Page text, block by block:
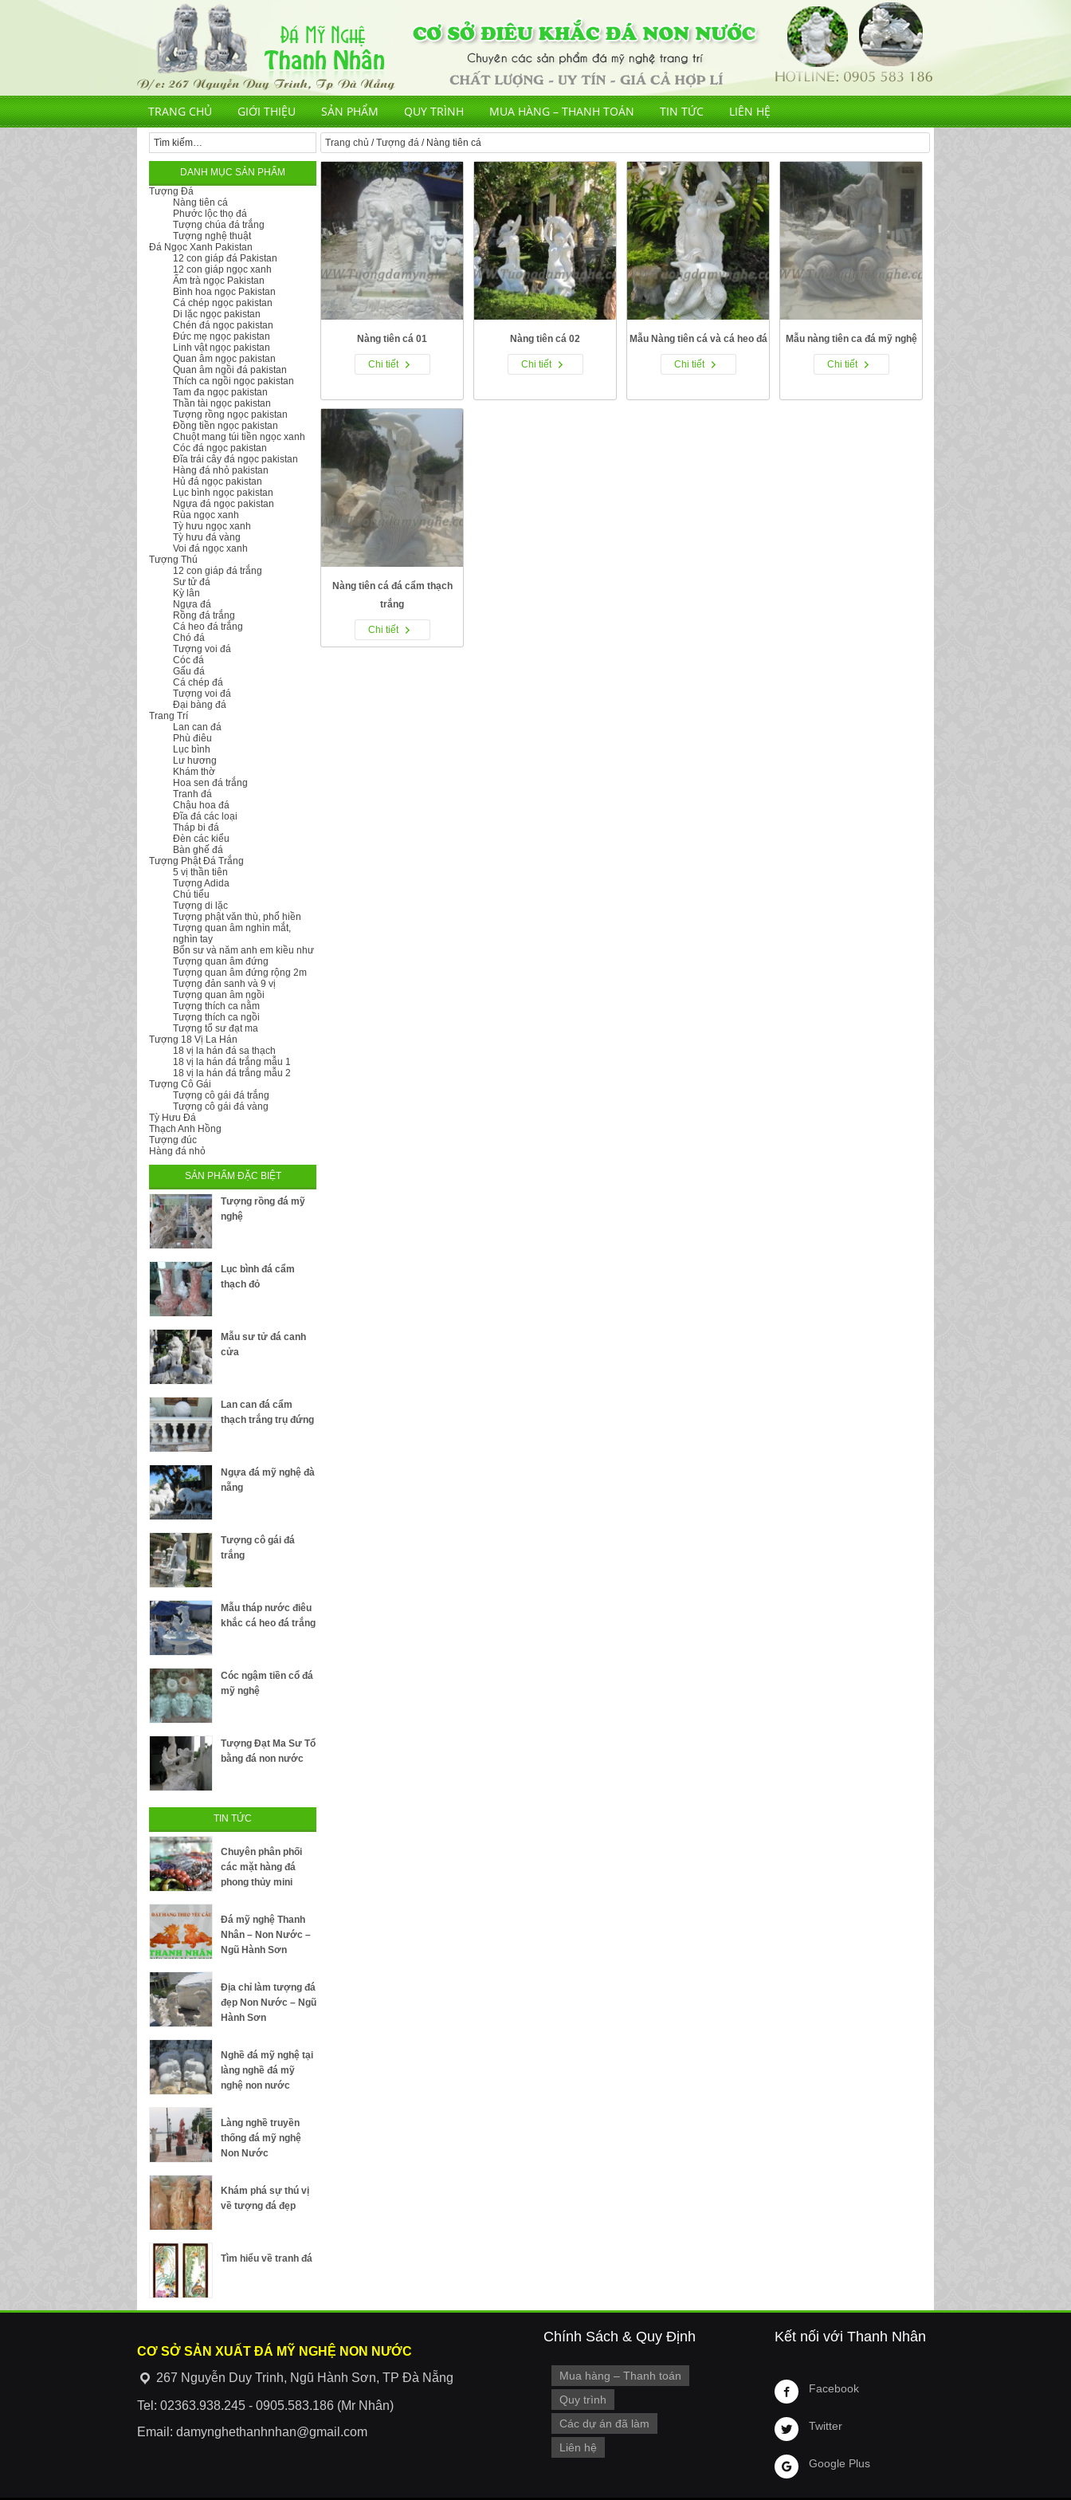
TRANG CHỦ GIỚI THIỆU SẢN PHẨM QUY TRÌNH MUA HÀNG – THANH TOÁN TIN TỨC LIÊN HỆ
Trang chủ /Tượng đá / Nàng tiên cá
Nàng tiên cá 01
Chi tiết
Nàng tiên cá 02
Chi tiết
Mẫu Nàng tiên cá và cá heo đá
Chi tiết
Mẫu nàng tiên ca đá mỹ nghệ
Chi tiết
Nàng tiên cá đá cẩm thạch
trắng
Chi tiết
DANH MỤC SẢN PHẨM
Tượng Đá
Nàng tiên cá
Phước lộc thọ đá
Tượng chúa đá trắng
Tượng nghệ thuật
Đá Ngọc Xanh Pakistan
12 con giáp đá Pakistan
12 con giáp ngọc xanh
Ấm trà ngọc Pakistan
Bình hoa ngọc Pakistan
Cá chép ngọc pakistan
Di lặc ngọc pakistan
Chén đá ngọc pakistan
Đức mẹ ngọc pakistan
Linh vật ngọc pakistan
Quan âm ngọc pakistan
Quan âm ngồi đá pakistan
Thích ca ngồi ngọc pakistan
Tam đa ngọc pakistan
Thần tài ngọc pakistan
Tượng rồng ngọc pakistan
Đồng tiền ngọc pakistan
Chuột mang túi tiền ngọc xanh
Cóc đá ngọc pakistan
Đĩa trái cây đá ngọc pakistan
Hàng đá nhỏ pakistan
Hủ đá ngọc pakistan
Lục bình ngọc pakistan
Ngựa đá ngọc pakistan
Rùa ngọc xanh
Tỳ hưu ngọc xanh
Tỳ hưu đá vàng
Voi đá ngọc xanh
Tượng Thú
12 con giáp đá trắng
Sư tử đá
Kỳ lân
Ngựa đá
Rồng đá trắng
Cá heo đá trắng
Chó đá
Tượng voi đá
Cóc đá
Gấu đá
Cá chép đá
Tượng voi đá
Đại bàng đá
Trang Trí
Lan can đá
Phù điêu
Lục bình
Lư hương
Khám thờ
Hoa sen đá trắng
Tranh đá
Chậu hoa đá
Đĩa đá các loại
Tháp bi đá
Đèn các kiểu
Bàn ghế đá
Tượng Phật Đá Trắng
5 vị thần tiên
Tượng Adida
Chú tiểu
Tượng di lặc
Tượng phật văn thù, phổ hiền
Tượng quan âm nghìn mắt,
nghìn tay
Bổn sư và năm anh em kiều như
Tượng quan âm đứng
Tượng quan âm đứng rộng 2m
Tượng đản sanh và 9 vị
Tượng quan âm ngồi
Tượng thích ca nằm
Tượng thích ca ngồi
Tượng tổ sư đạt ma
Tượng 18 Vị La Hán
18 vị la hán đá sa thạch
18 vị la hán đá trắng mẫu 1
18 vị la hán đá trắng mẫu 2
Tượng Cô Gái
Tượng cô gái đá trắng
Tượng cô gái đá vàng
Tỳ Hưu Đá
Thạch Anh Hồng
Tượng đúc
Hàng đá nhỏ
SẢN PHẨM ĐẶC BIỆT
Tượng rồng đá mỹ
nghệ
Lục bình đá cẩm
thạch đỏ
Mẫu sư tử đá canh
cửa
Lan can đá cẩm
thạch trắng trụ đứng
Ngựa đá mỹ nghệ đà
nẵng
Tượng cô gái đá
trắng
Mẫu tháp nước điêu
khắc cá heo đá trắng
Cóc ngậm tiền cổ đá
mỹ nghệ
Tượng Đạt Ma Sư Tổ
bằng đá non nước
TIN TỨC
Chuyên phân phối
các mặt hàng đá
phong thủy mini
Đá mỹ nghệ Thanh
Nhân – Non Nước –
Ngũ Hành Sơn
Địa chỉ làm tượng đá
đẹp Non Nước – Ngũ
Hành Sơn
Nghề đá mỹ nghệ tại
làng nghề đá mỹ
nghệ non nước
Làng nghề truyền
thống đá mỹ nghệ
Non Nước
Khám phá sự thú vị
về tượng đá đẹp
Tìm hiểu về tranh đá
CƠ SỞ SẢN XUẤT ĐÁ MỸ NGHỆ NON NƯỚC
267 Nguyễn Duy Trinh, Ngũ Hành Sơn, TP Đà Nẵng
Tel: 02363.938.245 - 0905.583.186 (Mr Nhân)
Email: damynghethanhnhan@gmail.com
Chính Sách & Quy Định
Mua hàng – Thanh toán
Quy trình
Các dự án đã làm
Liên hệ
Kết nối với Thanh Nhân
Facebook
Twitter
Google Plus